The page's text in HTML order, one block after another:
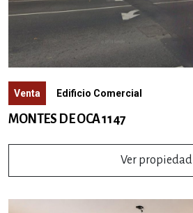
Venta Edificio Comercial
MONTES DE OCA 1147
Ver propiedad